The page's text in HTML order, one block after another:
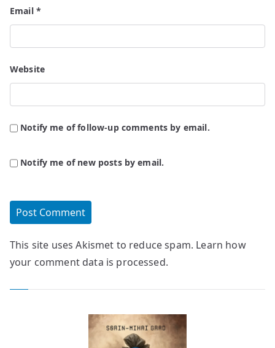
Email *
Website
Notify me of follow-up comments by email.
Notify me of new posts by email.
This site uses Akismet to reduce spam. Learn how
your comment data is processed.